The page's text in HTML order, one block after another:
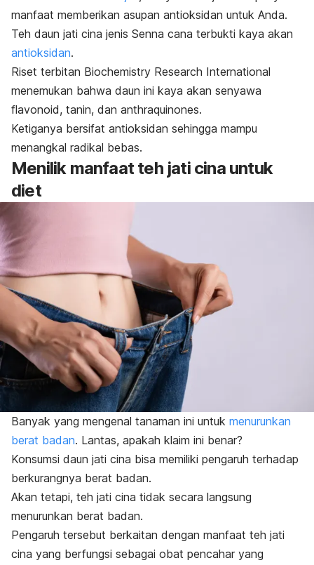
manfaat memberikan asupan antioksidan untuk Anda.
Teh daun jati cina jenis Senna cana terbukti kaya akan
antioksidan.
Riset terbitan Biochemistry Research International
menemukan bahwa daun ini kaya akan senyawa
flavonoid, tanin, dan anthraquinones.
Ketiganya bersifat antioksidan sehingga mampu
menangkal radikal bebas.
Menilik manfaat teh jati cina untuk
diet
Banyak yang mengenal tanaman ini untuk menurunkan
berat badan. Lantas, apakah klaim ini benar?
Konsumsi daun jati cina bisa memiliki pengaruh terhadap
berkurangnya berat badan.
Akan tetapi, teh jati cina tidak secara langsung
menurunkan berat badan.
Pengaruh tersebut berkaitan dengan manfaat teh jati
cina yang berfungsi sebagai obat pencahar yang